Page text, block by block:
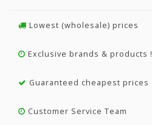
Lowest (wholesale) prices
Exclusive brands & products !
Guaranteed cheapest prices
Customer Service Team